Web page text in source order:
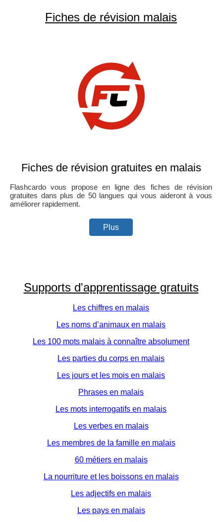
Fiches de révision malais
Fiches de révision gratuites en malais
Flashcardo vous propose en ligne des fiches de révision
gratuites dans plus de 50 langues qui vous aideront à vous
améliorer rapidement.
Plus
Supports d'apprentissage gratuits
Les chiffres en malais
Les noms d’animaux en malais
Les 100 mots malais à connaître absolument
Les parties du corps en malais
Les jours et les mois en malais
Phrases en malais
Les mots interrogatifs en malais
Les verbes en malais
Les membres de la famille en malais
60 métiers en malais
La nourriture et les boissons en malais
Les adjectifs en malais
Les pays en malais